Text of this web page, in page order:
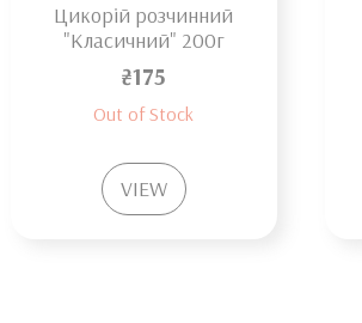
Цикорій розчинний
"Класичний" 200г
₴175
Out of Stock
VIEW